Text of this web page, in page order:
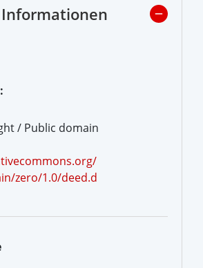
/ Public domain
zero/1.0/deed.d